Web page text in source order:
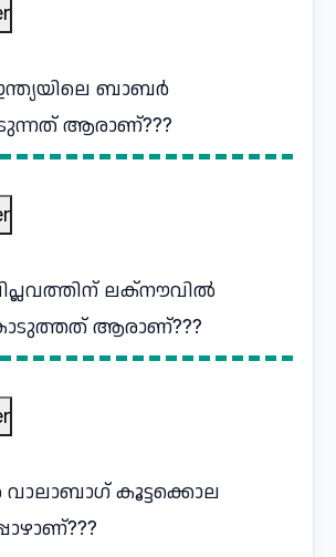
ഇന്ത്യയിലെ ബാബർ
ആരാണ്???
ലക്നൗവിൽ
ആരാണ്???
വാലാബാഗ് കൂട്ടക്കൊല